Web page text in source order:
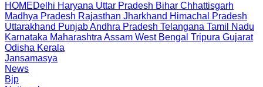
HOMEDelhi Haryana Uttar Pradesh Bihar Chhattisgarh
Madhya Pradesh Rajasthan Jharkhand Himachal Pradesh
Uttarakhand PunjabAndhra Pradesh Telangana Tamil Nadu
Karnataka Maharashtra Assam West Bengal Tripura Gujarat
Odisha Kerala
Jansamasya
News
Bjp